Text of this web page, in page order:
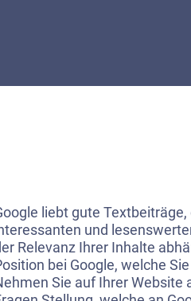
liebt gute
und
Relevanz Ihrer Inhalte
bei Google, welche
Sie auf Ihrer